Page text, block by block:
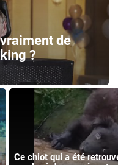
de
?
Ce chiot qui a été